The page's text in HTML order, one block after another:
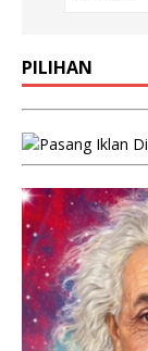
PILIHAN